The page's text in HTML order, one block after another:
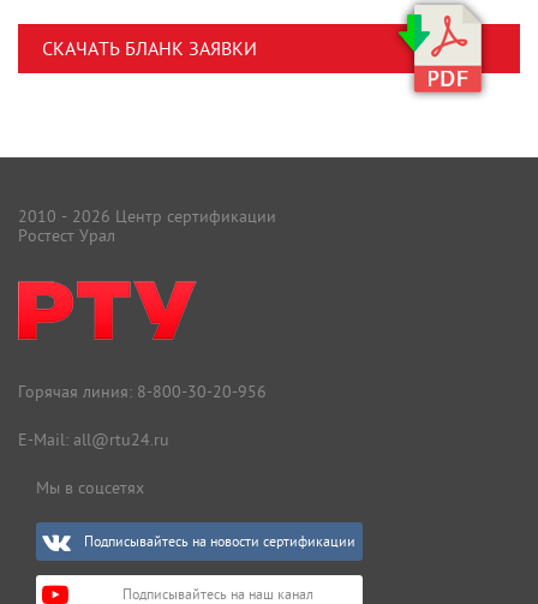
СКАЧАТЬ БЛАНК ЗАЯВКИ
2010 - 2026 Центр сертификации
Ростест Урал
Горячая линия: 8-800-30-20-956
E-Mail: all@rtu24.ru
Мы в соцсетях
Подписывайтесь на новости сертификации
Подписывайтесь на наш канал